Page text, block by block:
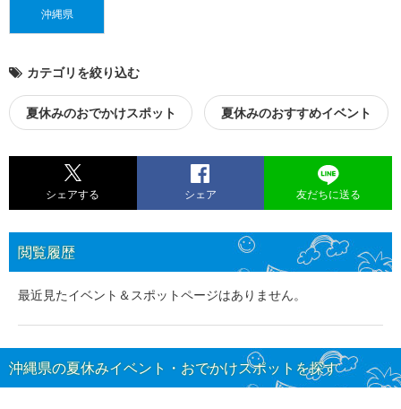
沖縄県
カテゴリを絞り込む
夏休みのおでかけスポット 夏休みのおすすめイベント
シェアする シェア 友だちに送る
閲覧履歴
最近見たイベント＆スポットページはありません。
沖縄県の夏休みイベント・おでかけスポットを探す